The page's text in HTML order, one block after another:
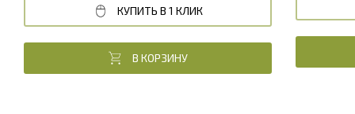
КУПИТЬ В 1 КЛИК
В КОРЗИНУ